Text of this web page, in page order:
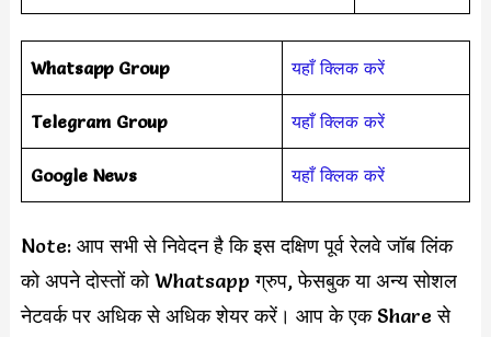
Whatsapp Group यहाँ क्लिक करें
Telegram Group यहाँ क्लिक करें
Google News यहाँ क्लिक करें
Note: आप सभी से निवेदन है कि इस दक्षिण पूर्व रेलवे जॉब लिंक
को अपने दोस्तों को Whatsapp ग्रुप, फेसबुक या अन्य सोशल
नेटवर्क पर अधिक से अधिक शेयर करें। आप के एक Share से